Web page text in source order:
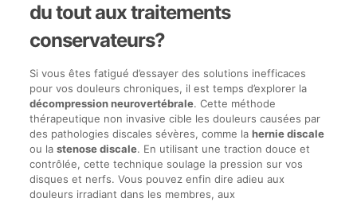
du tout aux traitements
conservateurs?
Si vous êtes fatigué d’essayer des solutions inefficaces
pour vos douleurs chroniques, il est temps d’explorer la
décompression neurovertébrale. Cette méthode
thérapeutique non invasive cible les douleurs causées par
des pathologies discales sévères, comme la hernie discale
ou la stenose discale. En utilisant une traction douce et
contrôlée, cette technique soulage la pression sur vos
disques et nerfs. Vous pouvez enfin dire adieu aux
douleurs irradiant dans les membres, aux